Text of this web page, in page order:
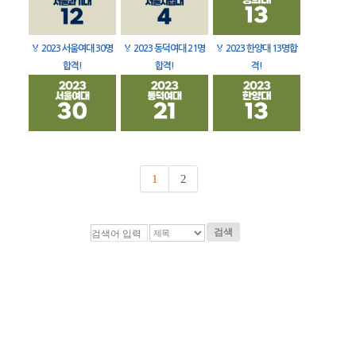
🏅 2023 서울여대 30명
합격!
🏅 2023 동덕여대 21명
합격!
🏅 2023 한양대 13명합
격!
1 2
검색